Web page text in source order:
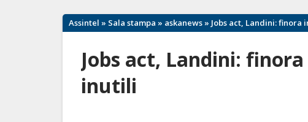
Assintel » Sala stampa » askanews » Jobs act, Landini:
Jobs act, Landini:
inutili